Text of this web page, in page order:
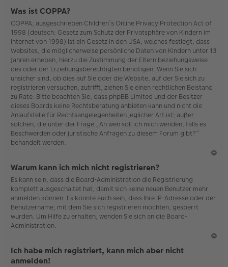
h
en
Was ist COPPA?
COPPA, ausgeschrieben Children’s Online Privacy Protection Act of
1998 (deutsch: Gesetz zum Schutz der Privatsphäre von Kindern im
Internet von 1998) ist ein Gesetz in den USA, welches festlegt, dass
Websites, die möglicherweise persönliche Daten von Kindern unter 13
Jahren erheben, hierzu die Zustimmung der Eltern beziehungsweise
des oder der Erziehungsberechtigten benötigen. Wenn Sie sich
unsicher sind, ob dies auf Sie oder die Website, auf der Sie sich zu
registrieren versuchen, zutrifft, ziehen Sie einen rechtlichen Beistand
zu Rate. Bitte beachten Sie, dass phpBB Limited und der Besitzer
dieses Boards keine Rechtsberatung anbieten kann und nicht die
Anlaufstelle für Rechtsangelegenheiten jeglicher Art ist; außer
solchen, die unter der Frage „An wen soll ich mich wenden, falls es
Beschwerden oder juristische Anfragen zu diesem Forum gibt?“
behandelt werden.
b
Warum kann ich mich nicht registrieren?
Es kann sein, dass die Board-Administration die Registrierung
komplett ausgeschaltet hat, damit sich keine neuen Benutzer mehr
anmelden können. Es könnte auch sein, dass Ihre IP-Adresse oder der
Benutzername, mit dem Sie sich registrieren möchten, gesperrt
wurden. Um Hilfe zu erhalten, wenden Sie sich an die Board-
Administration.
Ich habe mich registriert, kann mich aber nicht
anmelden!